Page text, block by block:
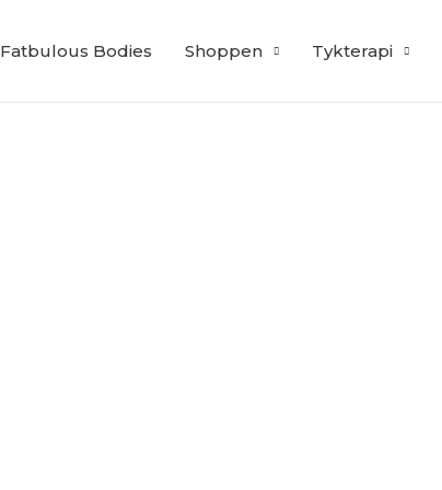
Fatbulous Bodies Shoppen Tykterapi